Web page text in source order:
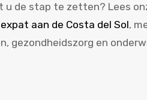
u de stap te zetten? Lees
aan de Costa del Sol,
gezondheidszorg en